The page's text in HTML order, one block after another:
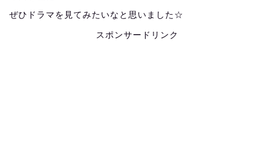
ぜひドラマを見てみたいなと思いました☆
スポンサードリンク